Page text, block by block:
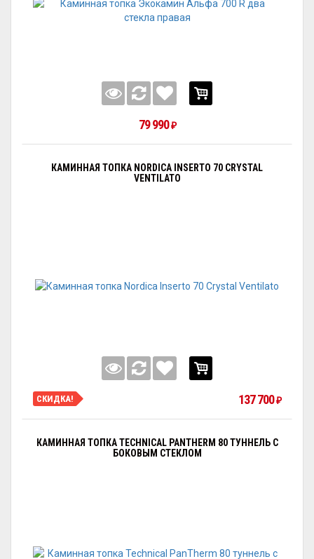
79 990₽
КАМИННАЯ ТОПКА NORDICA INSERTO 70 CRYSTAL
VENTILATO
СКИДКА! 137 700₽
КАМИННАЯ ТОПКА TECHNICAL PANTHERM 80 ТУННЕЛЬ С
БОКОВЫМ СТЕКЛОМ